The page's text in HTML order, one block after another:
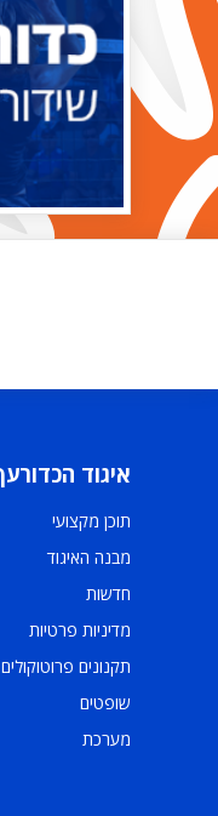
איגוד
תוכן מקצועי
מבנה האיגוד
חדשות
מדיניות פרטיות
תקנונים
שופטים
מערכת